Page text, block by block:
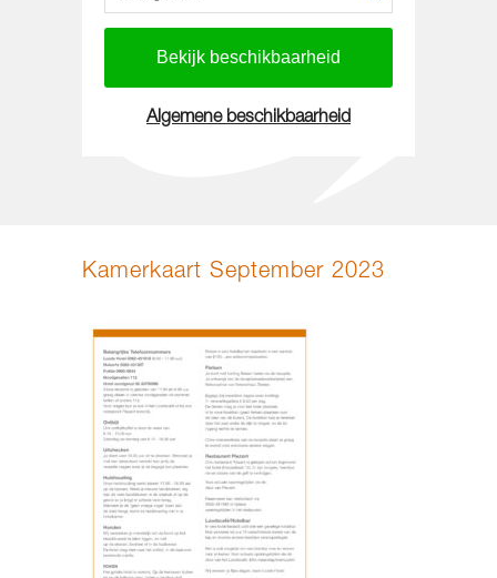
Algemene beschikbaarheid
Kamerkaart September 2023